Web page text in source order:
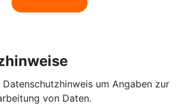
Datenschutzhinweis um Angaben zur
von Daten.